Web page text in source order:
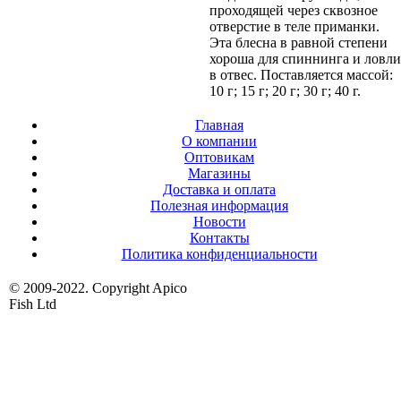
проходящей через сквозное
отверстие в теле приманки.
Эта блесна в равной степени
хороша для спиннинга и ловли
в отвес. Поставляется массой:
10 г; 15 г; 20 г; 30 г; 40 г.
Главная
О компании
Оптовикам
Магазины
Доставка и оплата
Полезная информация
Новости
Контакты
Политика конфиденциальности
© 2009-2022. Copyright Apico
Fish Ltd